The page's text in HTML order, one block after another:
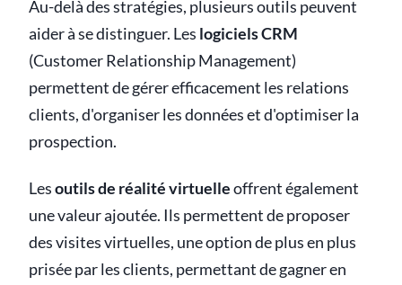
Au-delà des stratégies, plusieurs outils peuvent
aider à se distinguer. Les logiciels CRM
(Customer Relationship Management)
permettent de gérer efficacement les relations
clients, d'organiser les données et d'optimiser la
prospection.
Lesoutils de réalité virtuelleoffrent également
une valeur ajoutée. Ils permettent de proposer
des visites virtuelles, une option de plus en plus
prisée par les clients, permettant de gagner en